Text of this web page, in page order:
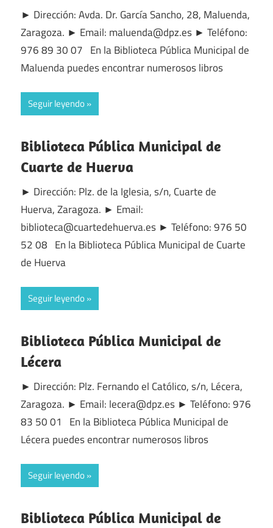
► Dirección: Avda. Dr. García Sancho, 28, Maluenda,
Zaragoza. ► Email: maluenda@dpz.es ► Teléfono:
976 89 30 07 En la Biblioteca Pública Municipal de
Maluenda puedes encontrar numerosos libros
Seguir leyendo
Biblioteca Pública Municipal de
Cuarte de Huerva
► Dirección: Plz. de la Iglesia, s/n, Cuarte de
Huerva, Zaragoza. ► Email:
biblioteca@cuartedehuerva.es ► Teléfono: 976 50
52 08 En la Biblioteca Pública Municipal de Cuarte
de Huerva
Seguir leyendo
Biblioteca Pública Municipal de
Lécera
► Dirección: Plz. Fernando el Católico, s/n, Lécera,
Zaragoza. ► Email: lecera@dpz.es ► Teléfono: 976
83 50 01 En la Biblioteca Pública Municipal de
Lécera puedes encontrar numerosos libros
Seguir leyendo
Biblioteca Pública Municipal de